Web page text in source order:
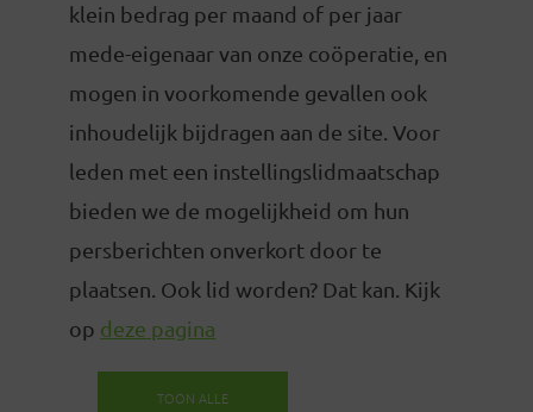
klein bedrag per maand of per jaar
mede-eigenaar van onze coöperatie, en
mogen in voorkomende gevallen ook
inhoudelijk bijdragen aan de site. Voor
leden met een instellingslidmaatschap
bieden we de mogelijkheid om hun
persberichten onverkort door te
plaatsen. Ook lid worden? Dat kan. Kijk
op deze pagina
TOON ALLE